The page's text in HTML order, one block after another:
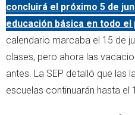
concluirá el próximo 5 de
educación básica en todo el
calendario marcaba el 15 de
clases, pero ahora las
antes. La SEP detalló que las
escuelas continuarán hasta el